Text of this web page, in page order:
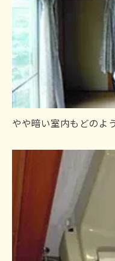
やや暗い室内もどのよ